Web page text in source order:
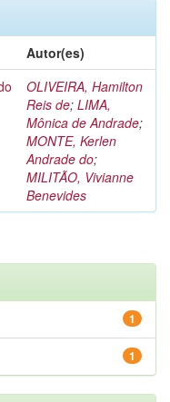
Autor(es)
OLIVEIRA, Hamilton
Reis de; LIMA,
Mônica de Andrade;
MONTE, Kerlen
Andrade do;
MILITÃO, Vivianne
Benevides
1
1